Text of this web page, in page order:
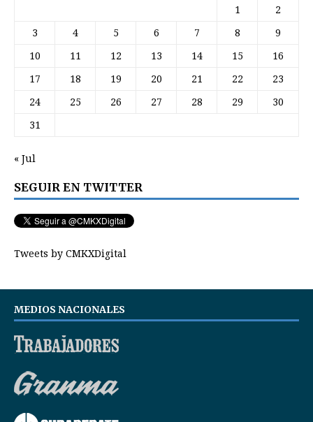
1 2
3 4 5 6 7 8 9
10 11 12 13 14 15 16
17 18 19 20 21 22 23
24 25 26 27 28 29 30
31
« Jul
SEGUIR EN TWITTER
Tweets by CMKXDigital
MEDIOS NACIONALES